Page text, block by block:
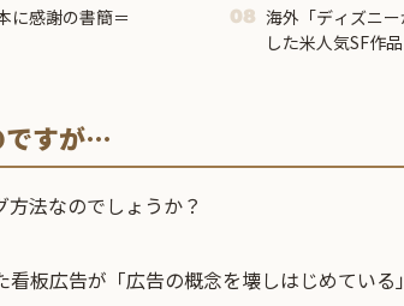
に感謝の書簡＝ 08 海外「ディズニ
した米人気SF作
ですが…
法なのでしょうか？
看板広告が「広告の概念を壊しはじめている